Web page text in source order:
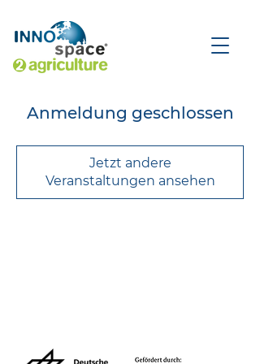
Anmeldung geschlossen
Jetzt andere
Veranstaltungen ansehen